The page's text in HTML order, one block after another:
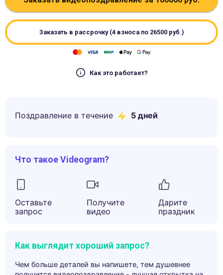
Заказать в рассрочку (4 взноса по 26500руб.)
Как это работает?
Поздравление в течение 5 дней
Что такое Videogram?
Оставьте
запрос
Получите
видео
Дарите
праздник
Как выглядит хороший запрос?
Чем больше деталей вы напишете, тем душевнее